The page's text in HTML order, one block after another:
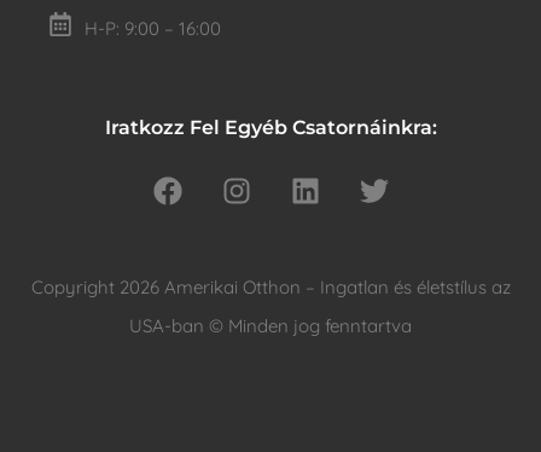
H-P: 9:00 – 16:00
Iratkozz Fel Egyéb Csatornáinkra:
Copyright 2026 Amerikai Otthon – Ingatlan és életstílus az
USA-ban © Minden jog fenntartva